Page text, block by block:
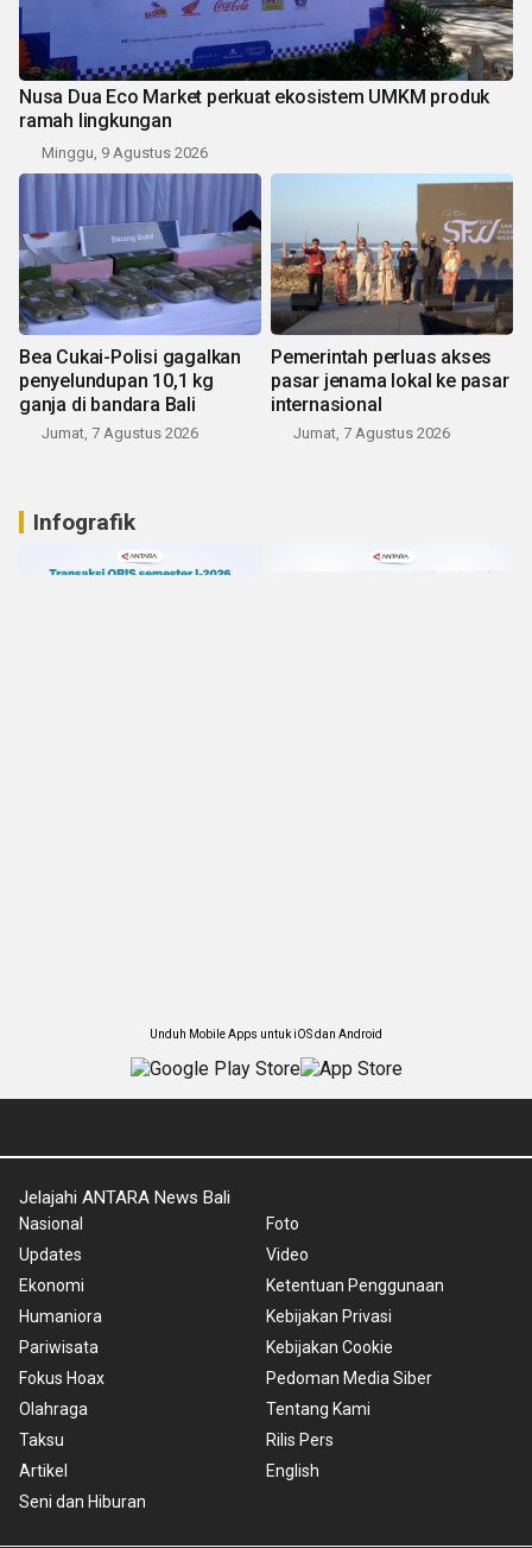
Nusa Dua Eco Market perkuat ekosistem UMKM produk
ramah lingkungan
Minggu, 9 Agustus 2026
Bea Cukai-Polisi gagalkan
penyelundupan 10,1 kg
ganja di bandara Bali
Jumat, 7 Agustus 2026
Pemerintah perluas akses
pasar jenama lokal ke pasar
internasional
Jumat, 7 Agustus 2026
Infografik
Unduh Mobile Apps untuk iOS dan Android
Jelajahi ANTARA News Bali
Nasional
Updates
Ekonomi
Humaniora
Pariwisata
Fokus Hoax
Olahraga
Taksu
Artikel
Seni dan Hiburan
Foto
Video
Ketentuan Penggunaan
Kebijakan Privasi
Kebijakan Cookie
Pedoman Media Siber
Tentang Kami
Rilis Pers
English